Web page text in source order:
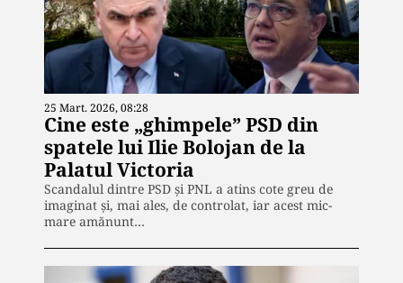
25 Mart. 2026, 08:28
Cine este „ghimpele” PSD din
spatele lui Ilie Bolojan de la
Palatul Victoria
Scandalul dintre PSD și PNL a atins cote greu de
imaginat și, mai ales, de controlat, iar acest mic-
mare amănunt…